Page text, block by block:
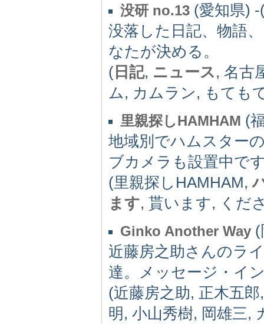
没研 no.13 (愛知県) -
没落した日記、物語
なたが決める。
( 日記, ニュース, 名古
ム, カムラン, もても
里親探しHAMHAM (
地域別でハムスター
ブカメラも設置中で
(里親探しHAMHAM,
ます, 貰います, くだ
Ginko Another Way (
近藤房之助さんのラ
達。メッセージ・イ
(近藤房之助, 正木五
明, 小山秀樹, 岡雄三,